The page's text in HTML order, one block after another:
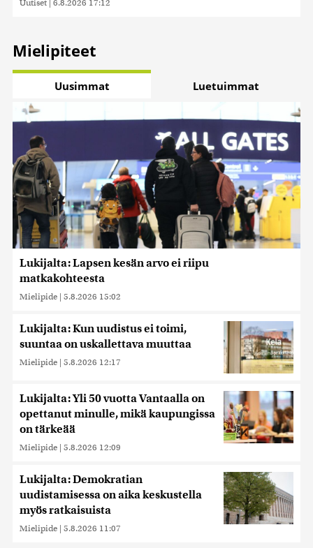
Uutiset | 6.8.2026 17:12
Mielipiteet
Uusimmat Luetuimmat
Lukijalta: Lapsen kesän arvo ei riipu
matkakohteesta
Mielipide | 5.8.2026 15:02
Lukijalta: Kun uudistus ei toimi,
suuntaa on uskallettava muuttaa
Mielipide | 5.8.2026 12:17
Lukijalta: Yli 50 vuotta Vantaalla on
opettanut minulle, mikä kaupungissa
on tärkeää
Mielipide | 5.8.2026 12:09
Lukijalta: Demokratian
uudistamisessa on aika keskustella
myös ratkaisuista
Mielipide | 5.8.2026 11:07